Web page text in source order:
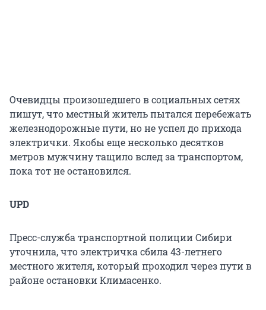
Очевидцы произошедшего в социальных сетях
пишут, что местный житель пытался перебежать
железнодорожные пути, но не успел до прихода
электрички. Якобы еще несколько десятков
метров мужчину тащило вслед за транспортом,
пока тот не остановился.
UPD
Пресс-служба транспортной полиции Сибири
уточнила, что электричка сбила 43-летнего
местного жителя, который проходил через пути в
районе остановки Климасенко.